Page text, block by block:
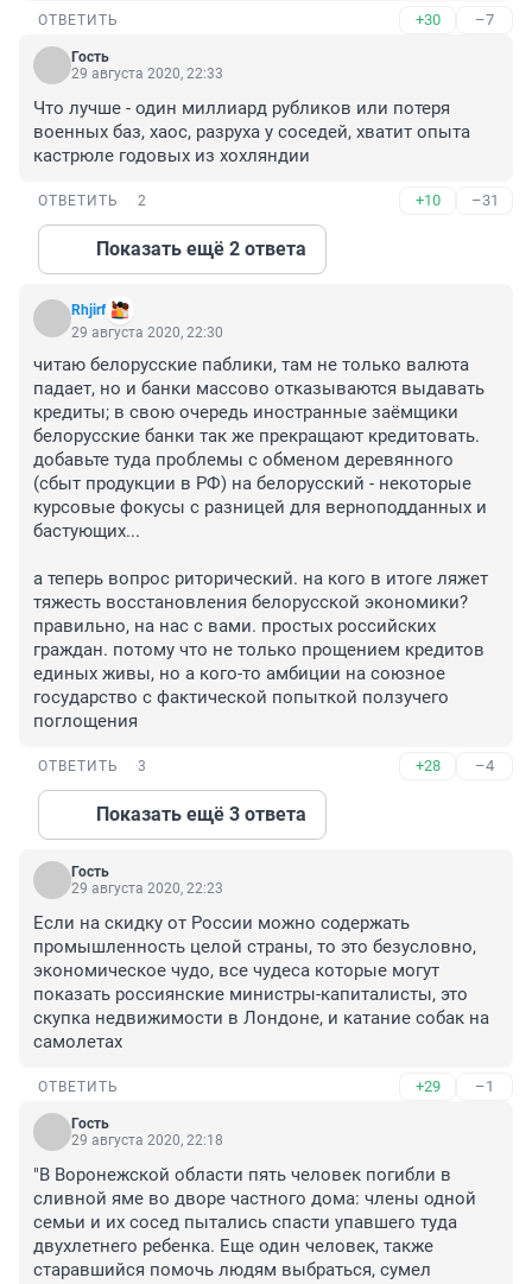
ОТВЕТИТЬ +30 –7
Гость
29 августа 2020, 22:33
Что лучше - один миллиард рубликов или потеря
военных баз, хаос, разруха у соседей, хватит опыта
кастрюле годовых из хохляндии
ОТВЕТИТЬ 2 +10 –31
Показать ещё 2 ответа
Rhjirf
29 августа 2020, 22:30
читаю белорусские паблики, там не только валюта
падает, но и банки массово отказываются выдавать
кредиты; в свою очередь иностранные заёмщики
белорусские банки так же прекращают кредитовать.
добавьте туда проблемы с обменом деревянного
(сбыт продукции в РФ) на белорусский - некоторые
курсовые фокусы с разницей для верноподданных и
бастующих...
а теперь вопрос риторический. на кого в итоге ляжет
тяжесть восстановления белорусской экономики?
правильно, на нас с вами. простых российских
граждан. потому что не только прощением кредитов
единых живы, но а кого-то амбиции на союзное
государство с фактической попыткой ползучего
поглощения
ОТВЕТИТЬ 3 +28 –4
Показать ещё 3 ответа
Гость
29 августа 2020, 22:23
Если на скидку от России можно содержать
промышленность целой страны, то это безусловно,
экономическое чудо, все чудеса которые могут
показать россиянские министры-капиталисты, это
скупка недвижимости в Лондоне, и катание собак на
самолетах
ОТВЕТИТЬ +29 –1
Гость
29 августа 2020, 22:18
"В Воронежской области пять человек погибли в
сливной яме во дворе частного дома: члены одной
семьи и их сосед пытались спасти упавшего туда
двухлетнего ребенка. Еще один человек, также
старавшийся помочь людям выбраться, сумел